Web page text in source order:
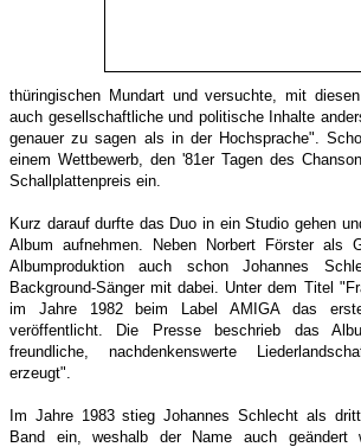
thüringischen Mundart und versuchte, mit
auch gesellschaftliche und politische Inhalte
genauer zu sagen als in der Hochsprache".
einem Wettbewerb, den '81er Tagen des
Schallplattenpreis ein.
Kurz darauf durfte das Duo in ein Studio gehen
Album aufnehmen. Neben Norbert Förster als
Albumproduktion auch schon Johannes
Background-Sänger mit dabei. Unter dem Titel
im Jahre 1982 beim Label AMIGA das
veröffentlicht. Die Presse beschrieb das
freundliche, nachdenkenswerte
erzeugt".
Im Jahre 1983 stieg Johannes Schlecht als
Band ein, weshalb der Name auch geändert